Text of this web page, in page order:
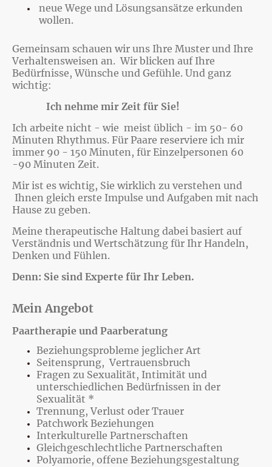
neue Wege und Lösungsansätze erkunden
wollen.
Gemeinsam schauen wir uns Ihre Muster und Ihre
Verhaltensweisen an. Wir blicken auf Ihre
Bedürfnisse, Wünsche und Gefühle. Und ganz
wichtig:
Ich nehme mir Zeit für Sie!
Ich arbeite nicht - wie meist üblich - im 50- 60
Minuten Rhythmus. Für Paare reserviere ich mir
immer 90 - 150 Minuten, für Einzelpersonen 60
-90 Minuten Zeit.
Mir ist es wichtig, Sie wirklich zu verstehen und
Ihnen gleich erste Impulse und Aufgaben mit nach
Hause zu geben.
Meine therapeutische Haltung dabei basiert auf
Verständnis und Wertschätzung für Ihr Handeln,
Denken und Fühlen.
Denn: Sie sind Experte für Ihr Leben.
Mein Angebot
Paartherapie und Paarberatung
Beziehungsprobleme jeglicher Art
Seitensprung, Vertrauensbruch
Fragen zu Sexualität, Intimität und
unterschiedlichen Bedürfnissen in der
Sexualität *
Trennung, Verlust oder Trauer
Patchwork Beziehungen
Interkulturelle Partnerschaften
Gleichgeschlechtliche Partnerschaften
Polyamorie, offene Beziehungsgestaltung